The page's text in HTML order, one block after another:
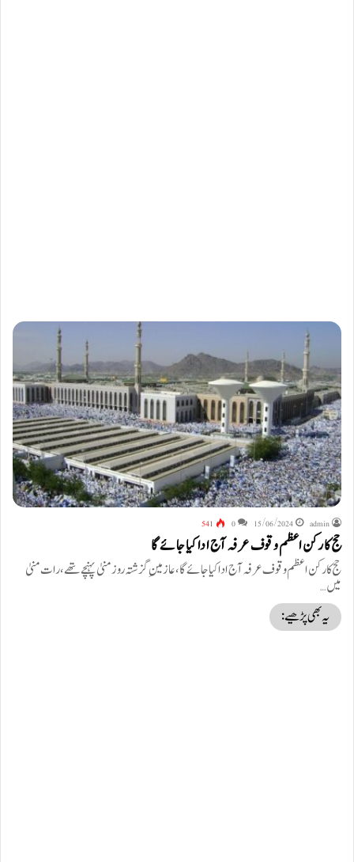
admin
15/06/2024
0
541
حج کا رکن اعظم وقوف عرفہ آج ادا کیا جائے گا
حج کا رکن اعظم وقوف عرفہ آج ادا کیا جائے گا، عازمینِ گزشتہ روز منیٰ پہنچے تھے، رات منیٰ
میں…
یہ بھی پڑھیے: